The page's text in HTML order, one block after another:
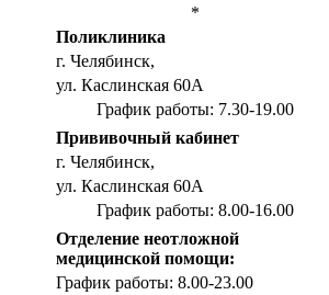
*
Поликлиника
г. Челябинск,
ул. Каслинская 60А
График работы: 7.30-19.00
Прививочный кабинет
г. Челябинск,
ул. Каслинская 60А
График работы: 8.00-16.00
Отделение неотложной
медицинской помощи:
График работы: 8.00-23.00